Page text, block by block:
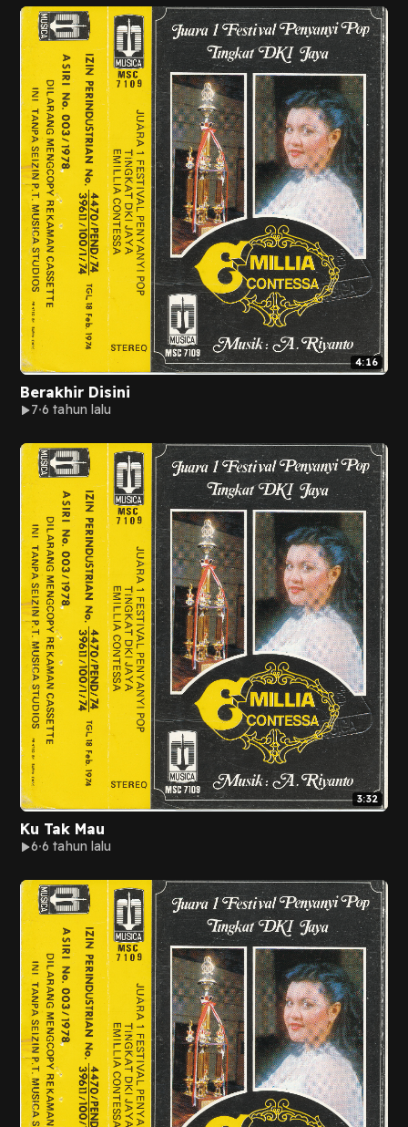
4:16
Berakhir Disini
7 6 tahun lalu
3:32
Ku Tak Mau
6 6 tahun lalu